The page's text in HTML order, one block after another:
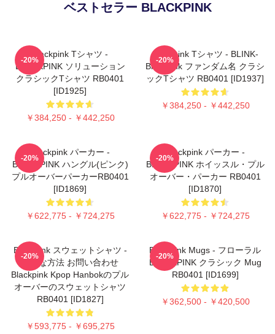
ベストセラー BLACKPINK
Blackpink Tシャツ -
BLACKPINK ソリューション
クラシックTシャツ RB0401
[ID1925]
￥384,250 - ￥442,250
-20%
Blackpink Tシャツ - BLINK-
Blackpink ファンダム名 クラシ
ックTシャツ RB0401 [ID1937]
￥384,250 - ￥442,250
-20%
Blackpink パーカー -
BLACKPINK ハングル(ピンク)
プルオーバーパーカーRB0401
[ID1869]
￥622,775 - ￥724,275
-20%
Blackpink パーカー -
BLACKPINK ホイッスル・プル
オーバー・パーカー RB0401
[ID1870]
￥622,775 - ￥724,275
-20%
Blackpink スウェットシャツ -
好きな方法 お問い合わせ
Blackpink Kpop Hanbokのプル
オーバーのスウェットシャツ
RB0401 [ID1827]
￥593,775 - ￥695,275
-20%
Blackpink Mugs - フローラル
BLACKPINK クラシック Mug
RB0401 [ID1699]
￥362,500 - ￥420,500
-20%